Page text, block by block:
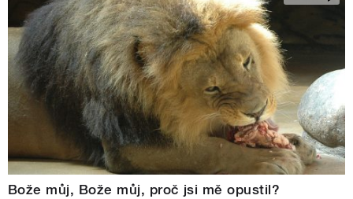
Bože můj, Bože můj, proč jsi mě opustil?